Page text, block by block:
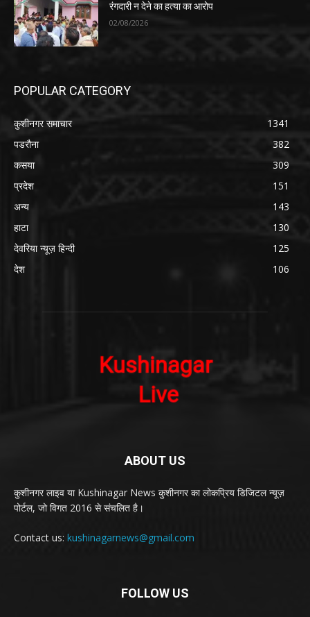
रंगदारी न देने का हत्या का आरोप
02/08/2026
POPULAR CATEGORY
कुशीनगर समाचार
1341
पडरौना
382
कसया
309
प्रदेश
151
अन्य
143
हाटा
130
देवरिया न्यूज़ हिन्दी
125
देश
106
ABOUT US
कुशीनगर लाइव या Kushinagar News कुशीनगर का लोकप्रिय डिजिटल न्यूज़
पोर्टल, जो विगत 2016 से संचलित है।
Contact us: kushinagarnews@gmail.com
FOLLOW US